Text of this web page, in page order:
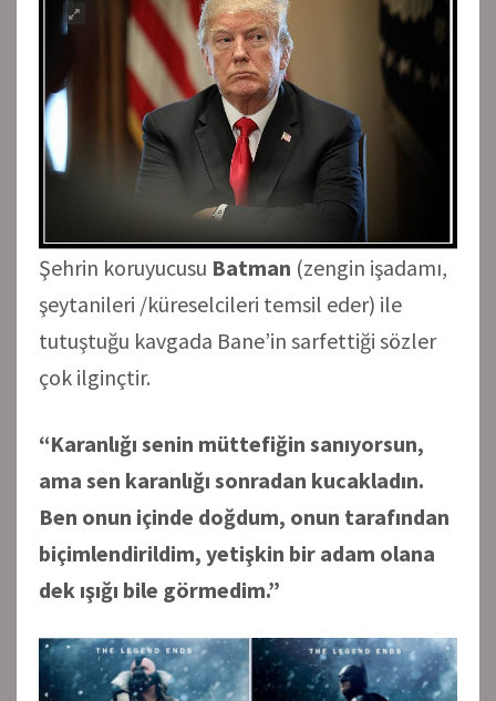
Şehrin koruyucusu Batman (zengin işadamı,
şeytanileri /küreselcileri temsil eder) ile
tutuştuğu kavgada Bane’in sarfettiği sözler
çok ilginçtir.
“Karanlığı senin müttefiğin sanıyorsun,
ama sen karanlığı sonradan kucakladın.
Ben onun içinde doğdum, onun tarafından
biçimlendirildim, yetişkin bir adam olana
dek ışığı bile görmedim.”